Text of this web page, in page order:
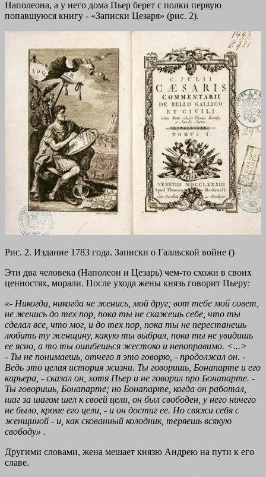
Наполеона, а у него дома Пьер берет с полки первую
попавшуюся книгу - «Записки Цезаря» (рис. 2).
Рис. 2. Издание 1783 года. Записки о Галльской войне ()
Эти два человека (Наполеон и Цезарь) чем-то схожи в своих
ценностях, морали. После ухода жены князь говорит Пьеру:
«- Никогда, никогда не женись, мой друг; вот тебе мой совет,
не женись до тех пор, пока ты не скажешь себе, что ты
сделал все, что мог, и до тех пор, пока ты не перестанешь
любить ту женщину, какую ты выбрал, пока ты не увидишь
ее ясно, а то ты ошибешься жестоко и непоправимо. <...>
- Ты не понимаешь, отчего я это говорю, - продолжал он. -
Ведь это целая история жизни. Ты говоришь, Бонапарте и его
карьера, - сказал он, хотя Пьер и не говорил про Бонапарте. -
Ты говоришь, Бонапарте; но Бонапарте, когда он работал,
шаг за шагом шел к своей цели, он был свободен, у него ничего
не было, кроме его цели, - и он достиг ее. Но свяжи себя с
женщиной - и, как скованный колодник, теряешь всякую
свободу» .
Другими словами, жена мешает князю Андрею на пути к его
славе.